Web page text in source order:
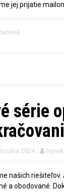
jej prijatie
série
2024
našich riešiteľov.
a obodované.